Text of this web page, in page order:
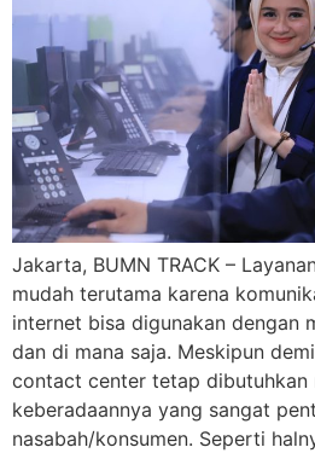
Jakarta, BUMN TRACK –
mudah terutama karena
internet bisa digunakan dengan
dan di mana saja. Meskipun
contact center tetap dibutuhkan
keberadaannya yang sangat
nasabah/konsumen. Seperti